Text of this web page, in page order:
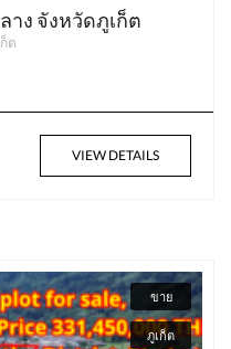
าง จังหวัดภูเก็ต
ต
VIEW DETAILS
ขาย
ภูเก็ต